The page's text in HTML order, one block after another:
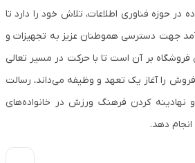
در حوزه فناوری اطلاعات، تلاش خود را دارد تا
جهت دسترسی هموطنان عزیز به تجهیزات و
فروشگاه بر آن است تا با حرکت در مسیر تعالی
را آغاز یک تعهد و وظیفه می‌داند، رسالت
نهادینه کردن فرهنگ ورزش در خانواده‌های
دهد.